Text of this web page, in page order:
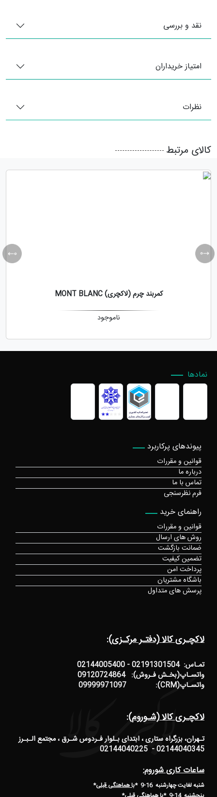
نقد و بررسی
امتیاز خریداران
نظرات
کالای مرتبط
کمربند چرم (لاکچری) MONT BLANC
ناموجود
لاکچـری کالا (دفتـر مرکـزی):
تمـاس: 02191301504 - 02144005400
واتسـاپ(بخـش فـروش): 09120724864
واتسـاپ(CRM): 09999971097
لاکچـری کالا (شـوروم):
تـهران، بزرگراه ستاری ، ابتدای بـلوار فـردوس شـرق ، مجتمع الـبـرز
02144040345 - 02144040225
ساعات کاری شوروم:
شنبه لغایت چهارشنبه 16-9 * با هماهنگی قبلی*
پیوندهای پرکاربرد
قوانین و مقررات
درباره ما
تماس با ما
فرم نظرسنجی
راهنمای خرید
قوانین و مقررات
روش های ارسال
ضمانت بازگشت
تضمین کیفیت
پرداخت امن
باشگاه مشتریان
پرسش های متداول
نمادها